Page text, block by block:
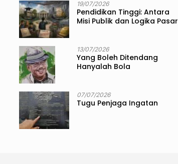
19/07/2026
Pendidikan Tinggi: Antara
Misi Publik dan Logika Pasar
13/07/2026
Yang Boleh Ditendang
Hanyalah Bola
07/07/2026
Tugu Penjaga Ingatan